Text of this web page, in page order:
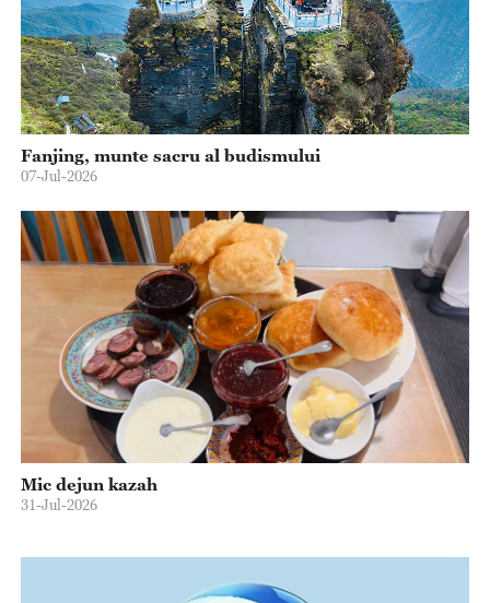
Fanjing, munte sacru al budismului
07-Jul-2026
Mic dejun kazah
31-Jul-2026